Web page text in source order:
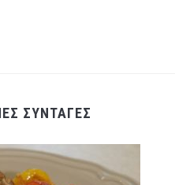
ΣΥΝΤΑΓΕΣ